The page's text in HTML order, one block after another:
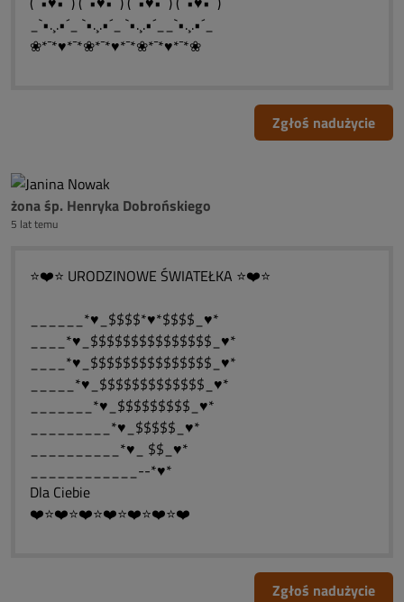
_`•.¸.•´_ `•.¸.•´_ `•.¸.•´__`•.¸.•´_
❀*¯*♥*¯*❀*¯*♥*¯*❀*¯*♥*¯*❀
Zgłoś nadużycie
żona śp. Henryka Dobrońskiego
5 lat temu
⭐❤️⭐ URODZINOWE ŚWIATEŁKA ⭐❤️⭐
______*♥_$$$$*♥*$$$$_♥*
____*♥_$$$$$$$$$$$$$$$_♥*
____*♥_$$$$$$$$$$$$$$$_♥*
_____*♥_$$$$$$$$$$$$$_♥*
_______*♥_$$$$$$$$$_♥*
_________*♥_$$$$$_♥*
__________*♥_ $$_♥*
____________--*♥*
Dla Ciebie
❤️⭐❤️⭐❤️⭐❤️⭐❤️⭐❤️⭐❤️
Zgłoś nadużycie